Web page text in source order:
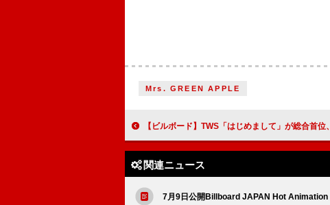
Mrs. GREEN APPLE
【ビルボード】TWS「はじめまして」が総合首位、MV話題のORANGE RANGE「イケナイ太陽」が大きく浮上
関連ニュース
7月9日公開Billboard JAPAN Hot Animation